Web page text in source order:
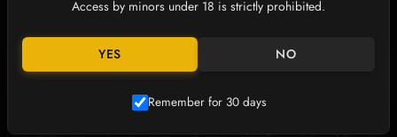
詳細説明
Access by minors under 18 is strictly prohibited.
YES NO
Remember for 30 days